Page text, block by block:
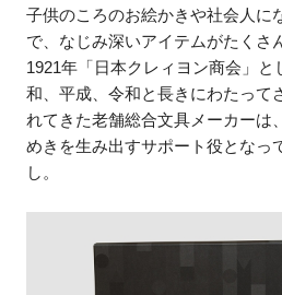
子供のころのお絵かきや社会人に
で、なじみ深いアイテムがたくさ
1921年「日本クレィヨン商会」と
和、平成、令和と長きにわたって
れてきた老舗総合文具メーカーは
めきを生み出すサポート役となっ
し。